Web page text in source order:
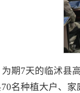
为期7天的临沭县
名种植大户、家